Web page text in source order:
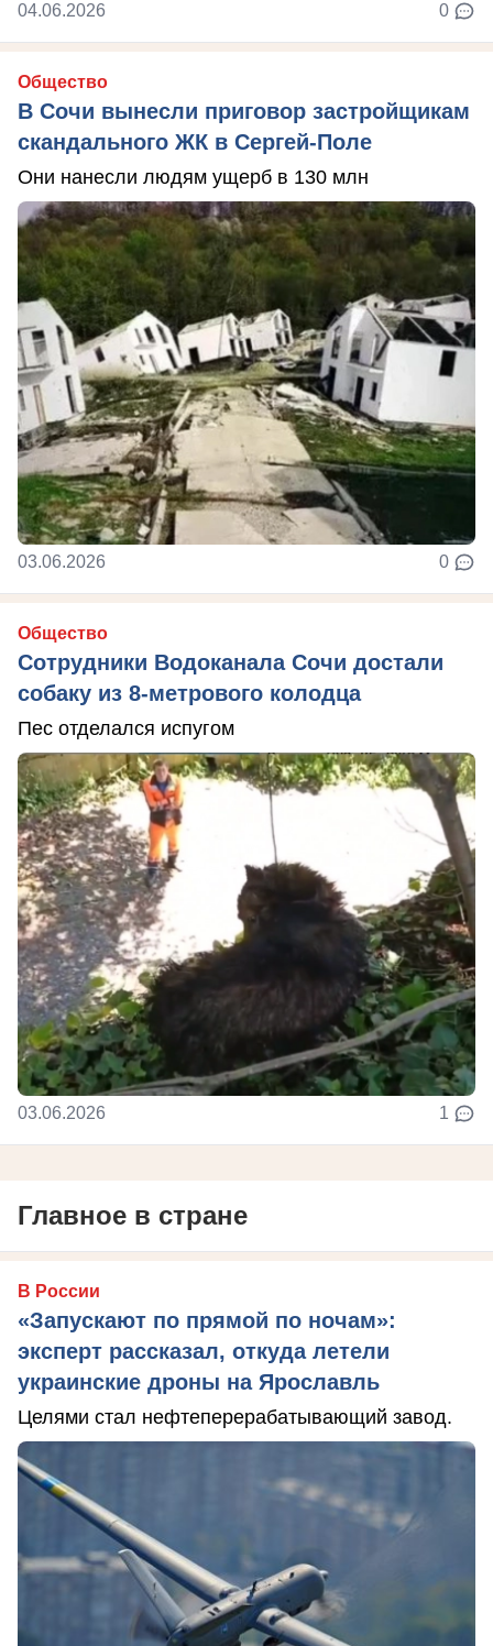
04.06.2026 0
Общество
В Сочи вынесли приговор застройщикам
скандального ЖК в Сергей-Поле
Они нанесли людям ущерб в 130 млн
03.06.2026 0
Общество
Сотрудники Водоканала Сочи достали
собаку из 8-метрового колодца
Пес отделался испугом
03.06.2026 1
Главное в стране
В России
«Запускают по прямой по ночам»:
эксперт рассказал, откуда летели
украинские дроны на Ярославль
Целями стал нефтеперерабатывающий завод.